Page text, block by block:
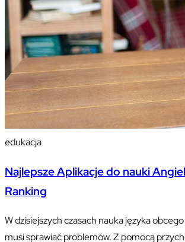
edukacja
Najlepsze Aplikacje do nauki
Ranking
W dzisiejszych czasach nauka języka
musi sprawiać problemów. Z pomocą